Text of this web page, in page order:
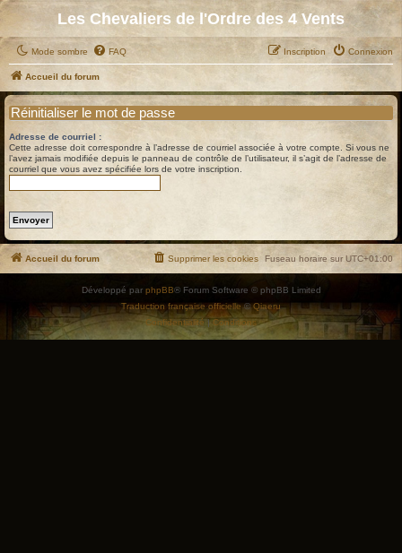
Les Chevaliers de l'Ordre des 4 Vents
Mode sombre FAQ Connexion
Inscription
Accueil du forum
Réinitialiser le mot de passe
Adresse de courriel :
Cette adresse doit correspondre à l’adresse de courriel associée à votre compte. Si vous ne
l’avez jamais modifiée depuis le panneau de contrôle de l’utilisateur, il s’agit de l’adresse de
courriel que vous avez spécifiée lors de votre inscription.
Accueil du forum Fuseau horaire surUTC+01:00
Supprimer les cookies
Développé par phpBB® Forum Software © phpBB Limited
Traduction française officielle©Qiaeru
Confidentialité|Conditions